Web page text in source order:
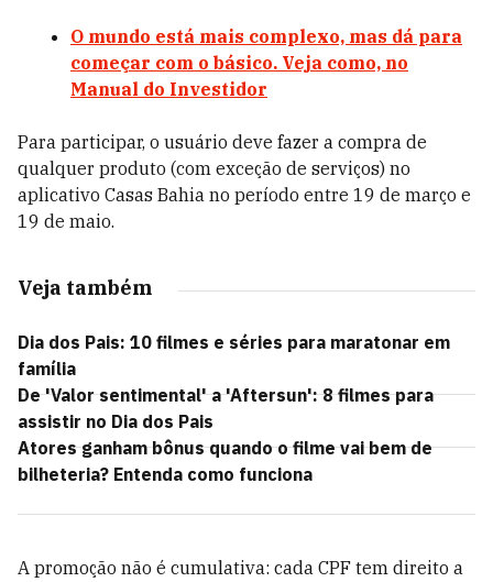
O mundo está mais complexo, mas dá para
começar com o básico. Veja como, no
Manual do Investidor
Para participar, o usuário deve fazer a compra de
qualquer produto (com exceção de serviços) no
aplicativo Casas Bahia no período entre 19 de março e
19 de maio.
Veja também
Dia dos Pais: 10 filmes e séries para maratonar em
família
De 'Valor sentimental' a 'Aftersun': 8 filmes para
assistir no Dia dos Pais
Atores ganham bônus quando o filme vai bem de
bilheteria? Entenda como funciona
A promoção não é cumulativa: cada CPF tem direito a